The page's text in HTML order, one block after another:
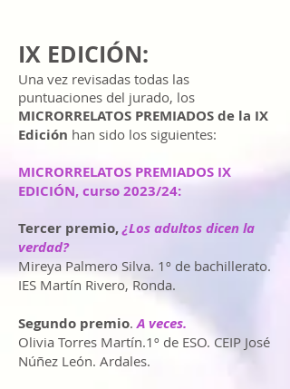
IX EDICIÓN:
Una vez revisadas todas las
puntuaciones del jurado, los
MICRORRELATOS PREMIADOS de la IX
Edición han sido los siguientes:
MICRORRELATOS PREMIADOS IX
EDICIÓN, curso 2023/24:
Tercer premio,¿Los adultos dicen la
verdad?
Mireya Palmero Silva. 1º de bachillerato.
IES Martín Rivero, Ronda.
Segundo premio.A veces.
Olivia Torres Martín.1º de ESO. CEIP José
Núñez León. Ardales.